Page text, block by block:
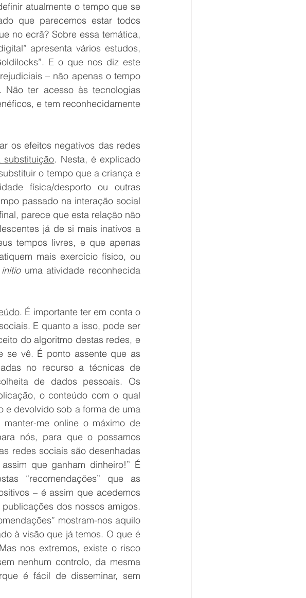
atualmente o tempo que se
que parecemos estar todos
no ecrã? Sobre essa temática,
apresenta vários estudos,
E o que nos diz este
– não apenas o tempo
Não ter acesso às tecnologias
e tem reconhecidamente
os efeitos negativos das redes
substituição. Nesta, é explicado
o tempo que a criança e
física/desporto ou outras
passado na interação social
parece que esta relação não
já de si mais inativos a
tempos livres, e que apenas
mais exercício físico, ou
uma atividade reconhecida
. É importante ter em conta o
E quanto a isso, pode ser
do algoritmo destas redes, e
se vê. É ponto assente que as
no recurso a técnicas de
de dados pessoais. Os
o conteúdo com o qual
e devolvido sob a forma de uma
me online o máximo de
nós, para que o possamos
redes sociais são desenhadas
que ganham dinheiro!” É
“recomendações” que as
– é assim que acedemos
dos nossos amigos.
mostram-nos aquilo
à visão que já temos. O que é
nos extremos, existe o risco
nenhum controlo, da mesma
é fácil de disseminar, sem